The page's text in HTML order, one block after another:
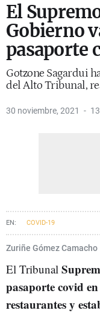
El
Gobierno
pasaporte
Gotzone Sagardui
del Alto Tribunal,
30 noviembre, 2021
COVID-19
Zuriñe Gómez Camacho
El Tribunal
pasaporte covid
restaurantes y